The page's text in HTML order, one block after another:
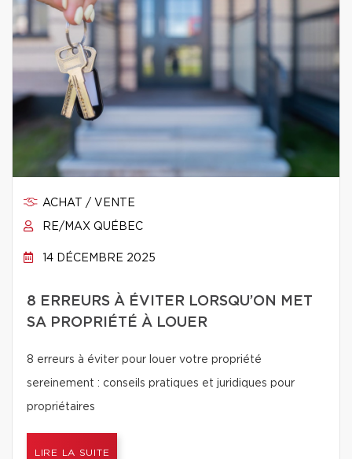
ACHAT / VENTE
RE/MAX QUÉBEC
14 DÉCEMBRE 2025
8 ERREURS À ÉVITER LORSQU’ON MET
SA PROPRIÉTÉ À LOUER
8 erreurs à éviter pour louer votre propriété
sereinement : conseils pratiques et juridiques pour
propriétaires
LIRE LA SUITE